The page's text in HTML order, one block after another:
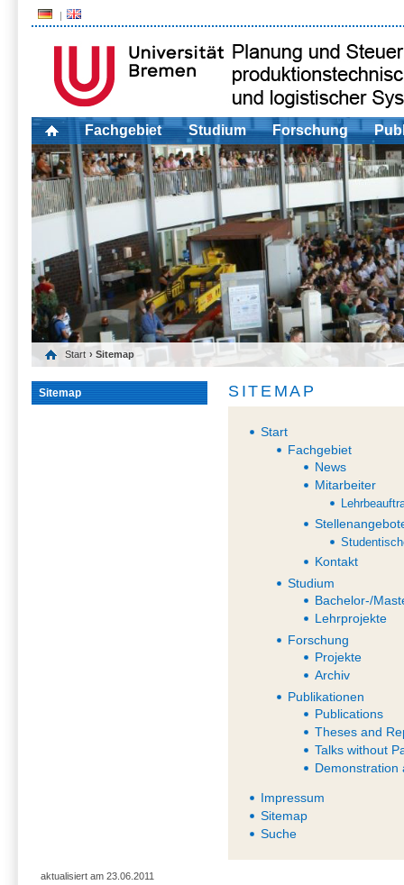
Fachgebiet Studium Forschung
Start › Sitemap
Sitemap SITEMAP
Start
Fachgebiet
News
Mitarbeiter
Kontakt
Studium
Bachelor-/
Lehrprojekte
Forschung
Projekte
Archiv
Publikationen
Publications
Theses and
Talks without
Demonstration
Impressum
Sitemap
Suche
aktualisiert am 23.06.2011